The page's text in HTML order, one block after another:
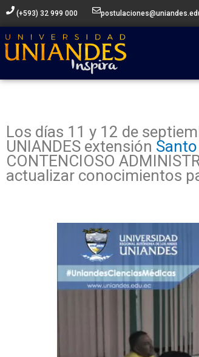
contenido
(+593) 32 999 000
Los días 11 y 12 de
UNIANDES extensión
CONTENCIOSO
actualizar conocimientos